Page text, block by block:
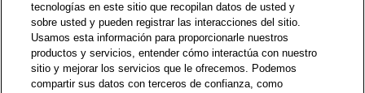
tecnologías en este sitio que recopilan datos de usted y
sobre usted y pueden registrar las interacciones del sitio.
Usamos esta información para proporcionarle nuestros
productos y servicios, entender cómo interactúa con nuestro
sitio y mejorar los servicios que le ofrecemos. Podemos
compartir sus datos con terceros de confianza, como